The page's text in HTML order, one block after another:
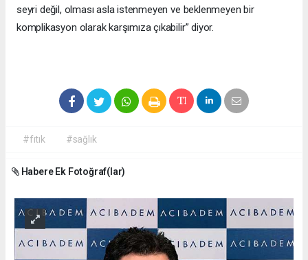
seyri değil, olması asla istenmeyen ve beklenmeyen bir
komplikasyon olarak karşımıza çıkabilir” diyor.
#fıtık #sağlık
Habere Ek Fotoğraf(lar)